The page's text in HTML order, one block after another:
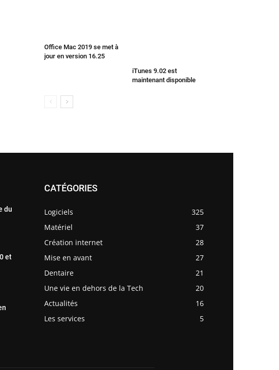
Office Mac 2019 se met à
jour en version 16.25
iTunes 9.02 est
maintenant disponible
du
et
CATÉGORIES
Logiciels
325
Matériel
37
Création internet
28
Mise en avant
27
Dentaire
21
Une vie en dehors de la Tech
20
Actualités
16
Les services
5